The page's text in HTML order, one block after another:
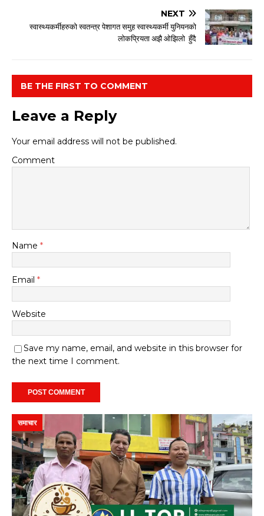
NEXT
स्वास्थ्यकर्मीहरुको स्वतन्त्र पेशागत समुह स्वास्थ्यकर्मी युनियनको
लोकप्रियता अझै ओझिलो हुँदै
BE THE FIRST TO COMMENT
Leave a Reply
Your email address will not be published.
Comment
Name *
Email *
Website
Save my name, email, and website in this browser for
the next time I comment.
समाचार